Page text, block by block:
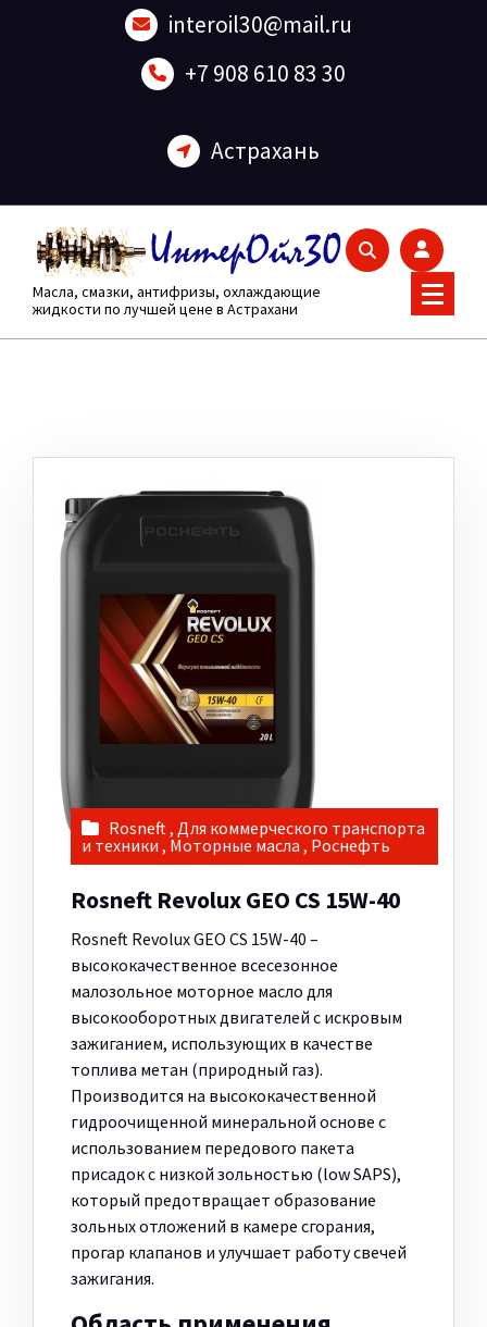
interoil30@mail.ru
+7 908 610 83 30
Астрахань
Масла, смазки, антифризы, охлаждающие
жидкости по лучшей цене в Астрахани
Rosneft, Для коммерческого транспорта
и техники , Моторные масла , Роснефть
Rosneft Revolux GEO CS 15W-40
Rosneft Revolux GEO CS 15W-40 –
высококачественное всесезонное
малозольное моторное масло для
высокооборотных двигателей с искровым
зажиганием, использующих в качестве
топлива метан (природный газ).
Производится на высококачественной
гидроочищенной минеральной основе с
использованием передового пакета
присадок с низкой зольностью (low SAPS),
который предотвращает образование
зольных отложений в камере сгорания,
прогар клапанов и улучшает работу свечей
зажигания.